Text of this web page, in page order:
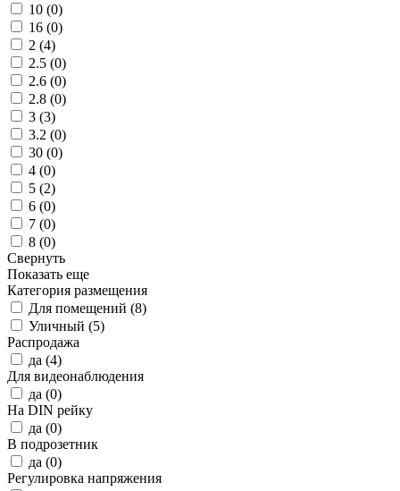
10 (0)
16 (0)
2 (4)
2.5 (0)
2.6 (0)
2.8 (0)
3 (3)
3.2 (0)
30 (0)
4 (0)
5 (2)
6 (0)
7 (0)
8 (0)
Свернуть
Показать еще
Категория размещения
Для помещений (8)
Уличный (5)
Распродажа
да (4)
Для видеонаблюдения
да (0)
На DIN рейку
да (0)
В подрозетник
да (0)
Регулировка напряжения